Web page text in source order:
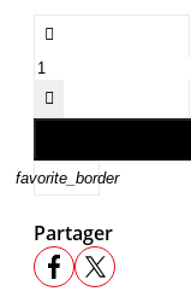


favorite_border
Partager